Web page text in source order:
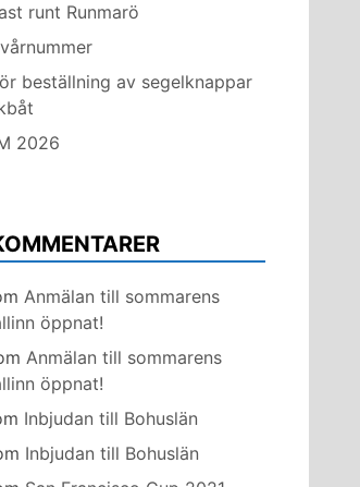
runt Runmarö
beställning av segelknappar
2026
Anmälan till sommarens
öppnat!
Anmälan till sommarens
öppnat!
Inbjudan till Bohuslän
Inbjudan till Bohuslän